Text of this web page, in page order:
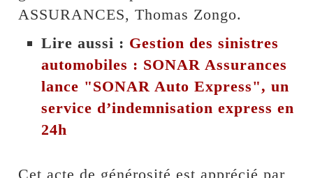
ASSURANCES, Thomas Zongo.
Lire aussi : Gestion des sinistres
automobiles : SONAR Assurances
lance "SONAR Auto Express", un
service d’indemnisation express en
24h
Cet acte de générosité est apprécié par